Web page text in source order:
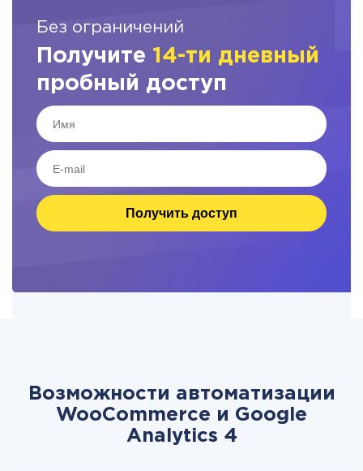
Без ограничений
Получите 14-ти дневный
пробный доступ
Получить доступ
Возможности автоматизации
WooCommerce и Google
Analytics 4